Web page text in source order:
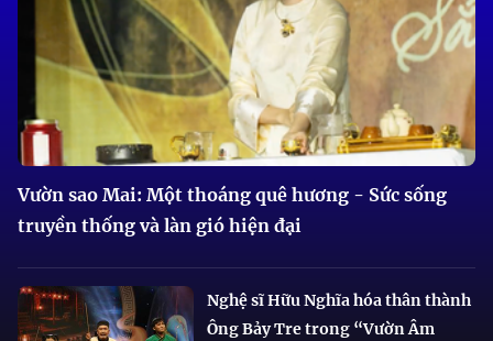
Vườn sao Mai: Một thoáng quê hương - Sức sống
truyền thống và làn gió hiện đại
Nghệ sĩ Hữu Nghĩa hóa thân thành
Ông Bảy Tre trong “Vườn Âm